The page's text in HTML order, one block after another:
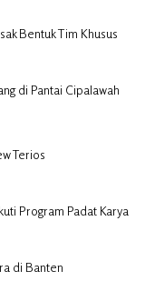
Bentuk Tim Khusus
di Pantai Cipalawah
Terios
Program Padat Karya
di Banten